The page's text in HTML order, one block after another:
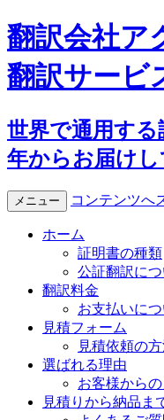
翻訳会社ア
翻訳サービ
世界で通用する
年からお届けし
メニュー コンテンツへ
ホーム
証明書の種類
公証翻訳につ
翻訳料金
お支払いにつ
見積フォーム
見積依頼の
選ばれる理由
お客様から
見積りから納品ま